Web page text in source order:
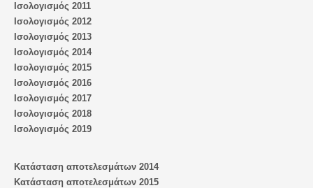
Ισολογισμός 2011
Ισολογισμός 2012
Ισολογισμός 2013
Ισολογισμός 2014
Ισολογισμός 2015
Ισολογισμός 2016
Ισολογισμός 2017
Ισολογισμός 2018
Ισολογισμός 2019
Κατάσταση αποτελεσμάτων 2014
Κατάσταση αποτελεσμάτων 2015